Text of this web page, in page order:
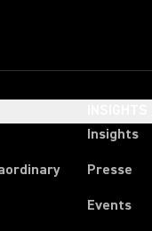
Insights
Presse
Events